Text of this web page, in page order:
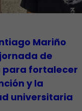
Mariño
de
para fortalecer
y la
universitaria